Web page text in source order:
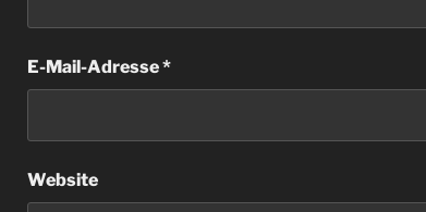
E-Mail-Adresse*
Website